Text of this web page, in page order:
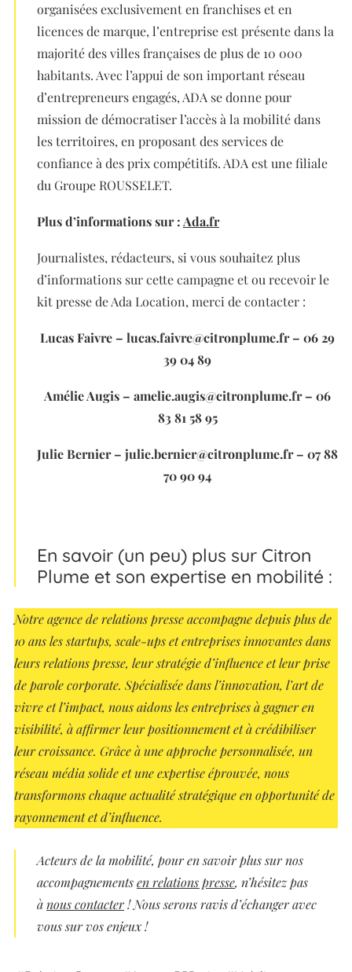
organisées exclusivement en franchises et en
licences de marque, l’entreprise est présente dans la
majorité des villes françaises de plus de 10 000
habitants. Avec l’appui de son important réseau
d’entrepreneurs engagés, ADA se donne pour
mission de démocratiser l’accès à la mobilité dans
les territoires, en proposant des services de
confiance à des prix compétitifs. ADA est une filiale
du Groupe ROUSSELET.
Plus d’informations sur :Ada.fr
Journalistes, rédacteurs, si vous souhaitez plus
d’informations sur cette campagne et ou recevoir le
kit presse de Ada Location, merci de contacter :
Lucas Faivre – lucas.faivre@citronplume.fr – 06 29
39 04 89
Amélie Augis – amelie.augis@citronplume.fr – 06
83 81 58 95
Julie Bernier – julie.bernier@citronplume.fr – 07 88
70 90 94
En savoir (un peu) plus sur Citron
Plume et son expertise en mobilité :
Notre agence de relations presse accompagne depuis plus de
10 ans les startups, scale-ups et entreprises innovantes dans
leurs relations presse, leur stratégie d’influence et leur prise
de parole corporate. Spécialisée dans l’innovation, l’art de
vivre et l’impact, nous aidons les entreprises à gagner en
visibilité, à affirmer leur positionnement et à crédibiliser
leur croissance. Grâce à une approche personnalisée, un
réseau média solide et une expertise éprouvée, nous
transformons chaque actualité stratégique en opportunité de
rayonnement et d’influence.
Acteursde la mobilité, pour en savoir plus sur nos
accompagnementsen relations presse, n’hésitez pas
ànous contacter! Nous serons ravis d’échanger avec
vous sur vos enjeux !